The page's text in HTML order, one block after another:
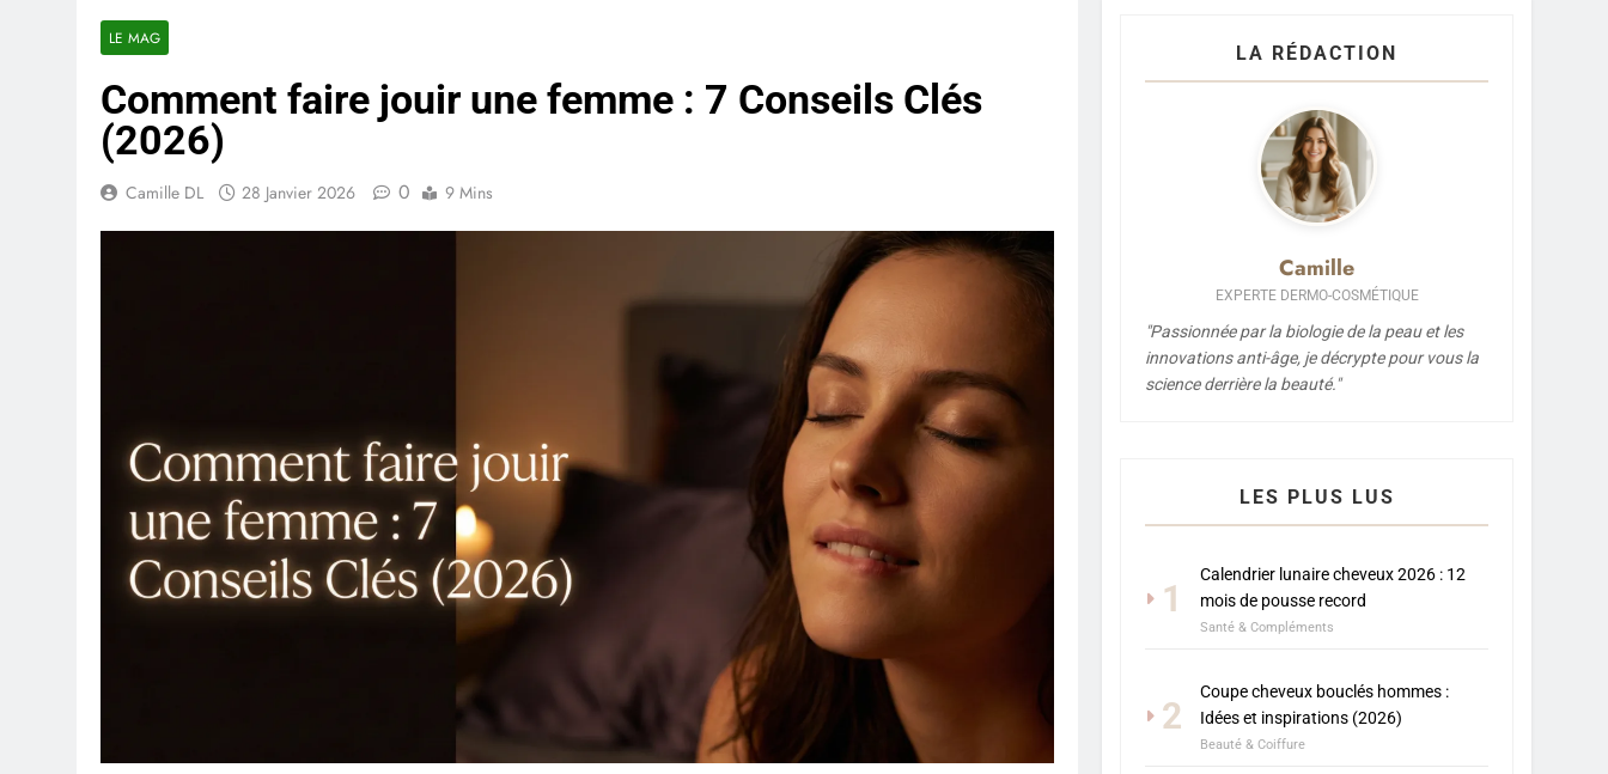
LE MAG
Comment faire jouir une femme : 7 Conseils Clés
(2026)
Camille DL 28 Janvier 2026 0 9 Mins
LA RÉDACTION
Camille
EXPERTE DERMO-COSMÉTIQUE
"Passionnée par la biologie de la peau et les
innovations anti-âge, je décrypte pour vous la
science derrière la beauté."
LES PLUS LUS
1
Calendrier lunaire cheveux 2026 : 12
mois de pousse record
Santé & Compléments
2
Coupe cheveux bouclés hommes :
Idées et inspirations (2026)
Beauté & Coiffure